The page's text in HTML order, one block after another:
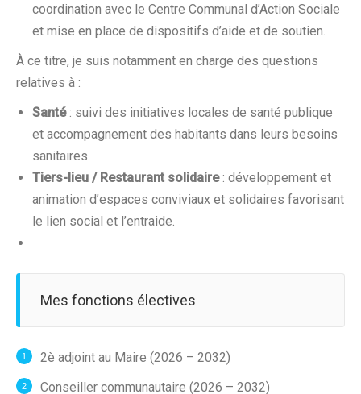
coordination avec le Centre Communal d’Action Sociale
et mise en place de dispositifs d’aide et de soutien.
À ce titre, je suis notamment en charge des questions
relatives à :
Santé: suivi des initiatives locales de santé publique
et accompagnement des habitants dans leurs besoins
sanitaires.
Tiers-lieu / Restaurant solidaire: développement et
animation d’espaces conviviaux et solidaires favorisant
le lien social et l’entraide.
Mes fonctions électives
2è adjoint au Maire (2026 – 2032)
Conseiller communautaire (2026 – 2032)